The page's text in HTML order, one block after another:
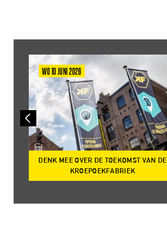
WO 10 JUNI 2026
DENK MEE OVER DE TOEKOMST VAN DE
KROEPOEKFABRIEK